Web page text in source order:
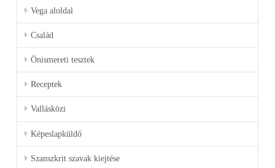
Vega aloldal
Család
Önismereti tesztek
Receptek
Vallásközi
Képeslapküldő
Szanszkrit szavak kiejtése